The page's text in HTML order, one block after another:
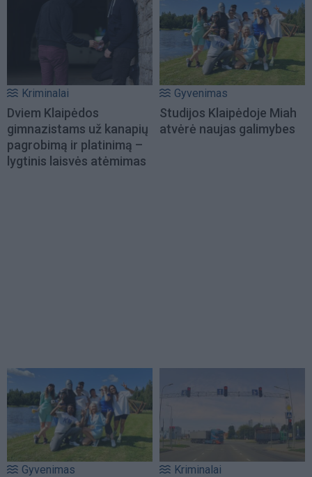
Kriminalai
Dviem Klaipėdos
gimnazistams už kanapių
pagrobimą ir platinimą –
lygtinis laisvės atėmimas
Gyvenimas
Studijos Klaipėdoje Miah
atvėrė naujas galimybes
Gyvenimas Kriminalai